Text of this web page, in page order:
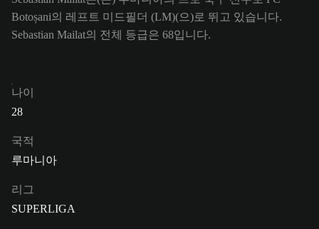
Botoșani의 레프트 미드필더 (LM)(으)로 뛰고 있습니다.
Sebastian Mailat의 전체 등급은 68입니다.
나이
28
국적
루마니아
리그
SUPERLIGA